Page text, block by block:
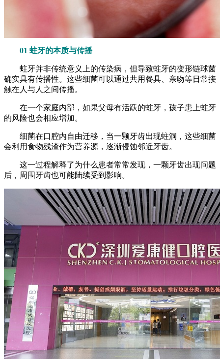
01 蛀牙的本质与传播
蛀牙并非传统意义上的传染病，但导致蛀牙的变形链球菌
确实具有传播性。这些细菌可以通过共用餐具、亲吻等日常接
触在人与人之间传播。
在一个家庭内部，如果父母有活跃的蛀牙，孩子患上蛀牙
的风险也会相应增加。
细菌在口腔内自由迁移，当一颗牙齿出现蛀洞，这些细菌
会利用食物残渣作为营养源，逐渐侵蚀邻近牙齿。
这一过程解释了为什么患者常常发现，一颗牙齿出现问题
后，周围牙齿也可能陆续受到影响。